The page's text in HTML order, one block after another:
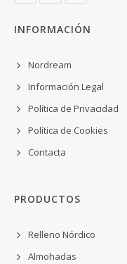
INFORMACIÓN
Nordream
Información Legal
Política de Privacidad
Política de Cookies
Contacta
PRODUCTOS
Relleno Nórdico
Almohadas